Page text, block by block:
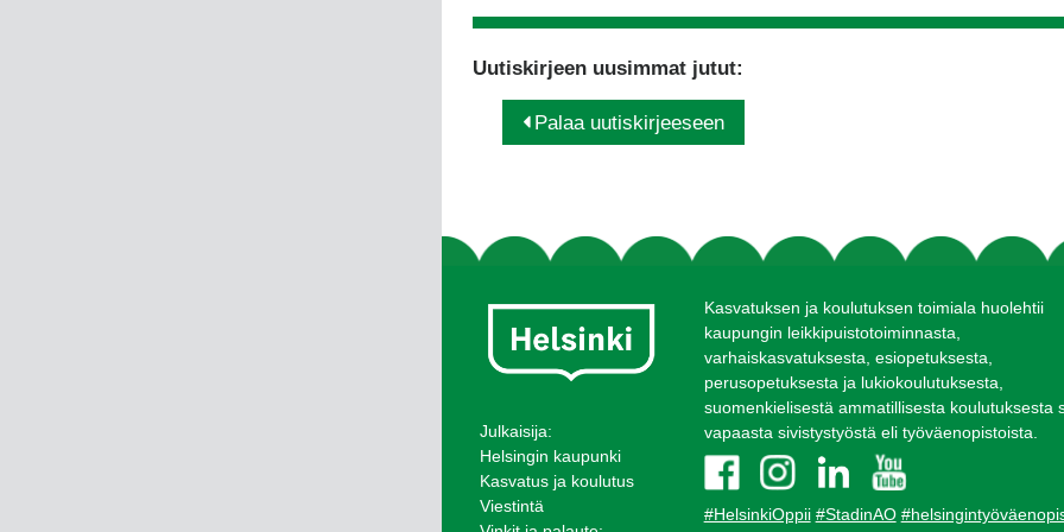
Uutiskirjeen uusimmat jutut:
Palaa uutiskirjeeseen
Julkaisija:
Helsingin kaupunki
Kasvatus ja koulutus
Viestintä
Kasvatuksen ja koulutuksen toimiala huolehtii
kaupungin leikkipuistotoiminnasta,
varhaiskasvatuksesta, esiopetuksesta,
perusopetuksesta ja lukiokoulutuksesta,
suomenkielisestä ammatillisesta koulutuksesta
vapaasta sivistystyöstä eli työväenopistoista.
#HelsinkiOppii #StadinAO